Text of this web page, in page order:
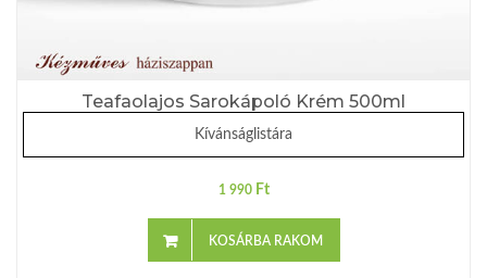
Teafaolajos Sarokápoló Krém 500ml
Kívánságlistára
1 990 Ft
KOSÁRBA RAKOM